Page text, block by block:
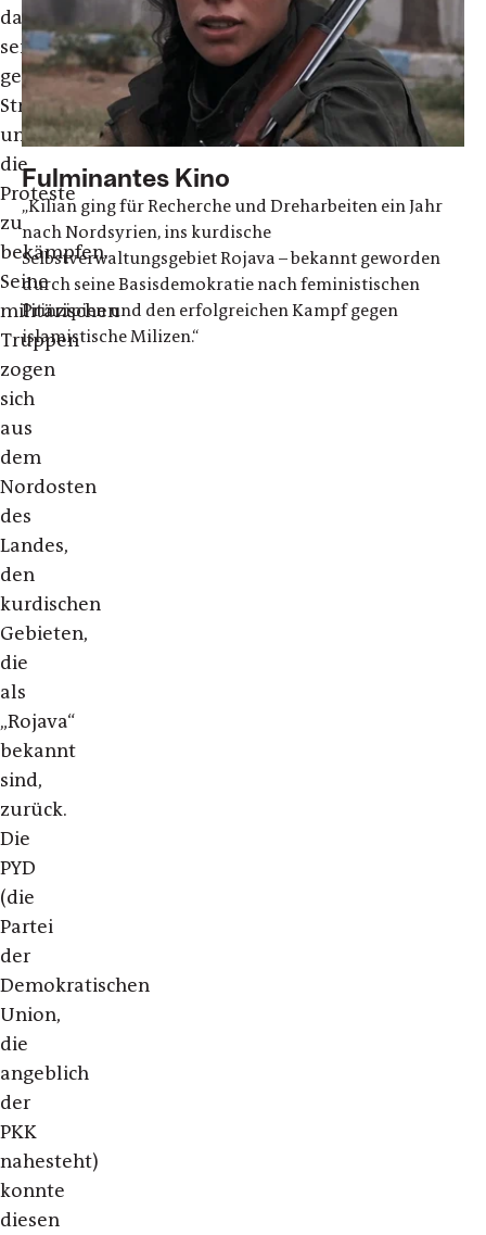
daraufhin
seine
gesamte
Streitmacht,
um
die
Proteste
zu
bekämpfen.
Seine
militärischen
Truppen
zogen
sich
aus
dem
Nordosten
des
Landes,
den
kurdischen
Gebieten,
die
als
„Rojava“
bekannt
sind,
zurück.
Die
PYD
(die
Partei
der
Demokratischen
Union,
die
angeblich
der
PKK
nahesteht)
konnte
diesen
Fulminantes Kino
„Kilian ging für Recherche und Dreharbeiten ein Jahr
nach Nordsyrien, ins kurdische
Selbstverwaltungsgebiet Rojava – bekannt geworden
durch seine Basisdemokratie nach feministischen
Prinzipien und den erfolgreichen Kampf gegen
islamistische Milizen.“